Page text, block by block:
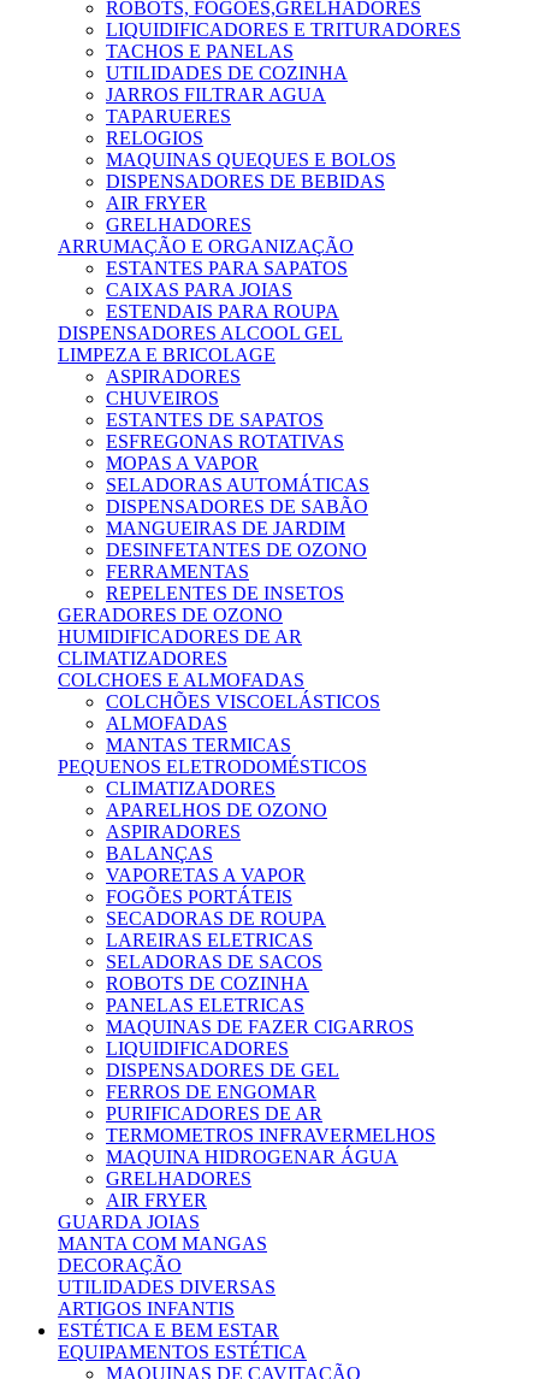
ROBOTS, FOGÕES,GRELHADORES
LIQUIDIFICADORES E TRITURADORES
TACHOS E PANELAS
UTILIDADES DE COZINHA
JARROS FILTRAR AGUA
TAPARUERES
RELOGIOS
MAQUINAS QUEQUES E BOLOS
DISPENSADORES DE BEBIDAS
AIR FRYER
GRELHADORES
ARRUMAÇÃO E ORGANIZAÇÃO
ESTANTES PARA SAPATOS
CAIXAS PARA JOIAS
ESTENDAIS PARA ROUPA
DISPENSADORES ALCOOL GEL
LIMPEZA E BRICOLAGE
ASPIRADORES
CHUVEIROS
ESTANTES DE SAPATOS
ESFREGONAS ROTATIVAS
MOPAS A VAPOR
SELADORAS AUTOMÁTICAS
DISPENSADORES DE SABÃO
MANGUEIRAS DE JARDIM
DESINFETANTES DE OZONO
FERRAMENTAS
REPELENTES DE INSETOS
GERADORES DE OZONO
HUMIDIFICADORES DE AR
CLIMATIZADORES
COLCHOES E ALMOFADAS
COLCHÕES VISCOELÁSTICOS
ALMOFADAS
MANTAS TERMICAS
PEQUENOS ELETRODOMÉSTICOS
CLIMATIZADORES
APARELHOS DE OZONO
ASPIRADORES
BALANÇAS
VAPORETAS A VAPOR
FOGÕES PORTÁTEIS
SECADORAS DE ROUPA
LAREIRAS ELETRICAS
SELADORAS DE SACOS
ROBOTS DE COZINHA
PANELAS ELETRICAS
MAQUINAS DE FAZER CIGARROS
LIQUIDIFICADORES
DISPENSADORES DE GEL
FERROS DE ENGOMAR
PURIFICADORES DE AR
TERMOMETROS INFRAVERMELHOS
MAQUINA HIDROGENAR ÁGUA
GRELHADORES
AIR FRYER
GUARDA JOIAS
MANTA COM MANGAS
DECORAÇÃO
UTILIDADES DIVERSAS
ARTIGOS INFANTIS
ESTÉTICA E BEM ESTAR
EQUIPAMENTOS ESTÉTICA
MAQUINAS DE CAVITAÇÃO